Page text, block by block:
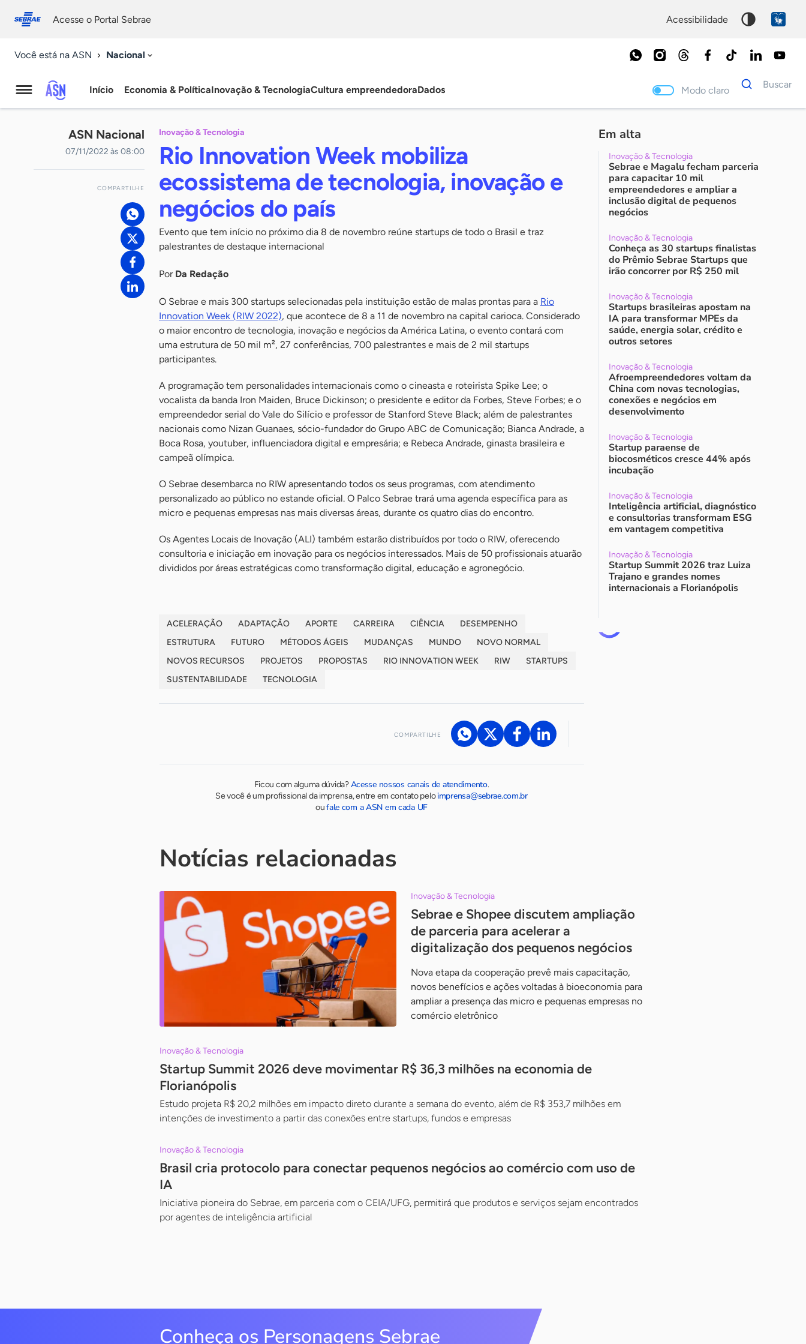
conosco
Acesse o Portal Sebrae acessibilidade
Você está na ASN Nacional
Agência
Sebrae
de
Notícias
Início Economia & PolíticaInovação & TecnologiaCultura empreendedoraDados Modo claro
Dados
para
Buscar
ASN Nacional
07/11/2022 às 08:00
COMPARTILHE
Inovação & Tecnologia
Rio Innovation Week mobiliza
ecossistema de tecnologia, inovação e
negócios do país
Evento que tem início no próximo dia 8 de novembro reúne startups de todo o Brasil e traz
palestrantes de destaque internacional
Por Da Redação
O Sebrae e mais 300 startups selecionadas pela instituição estão de malas prontas para a Rio
Innovation Week (RIW 2022), que acontece de 8 a 11 de novembro na capital carioca. Considerado
o maior encontro de tecnologia, inovação e negócios da América Latina, o evento contará com
uma estrutura de 50 mil m², 27 conferências, 700 palestrantes e mais de 2 mil startups
participantes.
A programação tem personalidades internacionais como o cineasta e roteirista Spike Lee; o
vocalista da banda Iron Maiden, Bruce Dickinson; o presidente e editor da Forbes, Steve Forbes; e o
empreendedor serial do Vale do Silício e professor de Stanford Steve Black; além de palestrantes
nacionais como Nizan Guanaes, sócio-fundador do Grupo ABC de Comunicação; Bianca Andrade, a
Boca Rosa, youtuber, influenciadora digital e empresária; e Rebeca Andrade, ginasta brasileira e
campeã olímpica.
O Sebrae desembarca no RIW apresentando todos os seus programas, com atendimento
personalizado ao público no estande oficial. O Palco Sebrae trará uma agenda específica para as
micro e pequenas empresas nas mais diversas áreas, durante os quatro dias do encontro.
Os Agentes Locais de Inovação (ALI) também estarão distribuídos por todo o RIW, oferecendo
consultoria e iniciação em inovação para os negócios interessados. Mais de 50 profissionais atuarão
divididos por áreas estratégicas como transformação digital, educação e agronegócio.
ACELERAÇÃO ADAPTAÇÃO APORTE CARREIRA CIÊNCIA
DESEMPENHO
ESTRUTURA
FUTURO MÉTODOS ÁGEIS MUDANÇAS MUNDO
NOVO NORMAL
NOVOS RECURSOS
PROJETOS PROPOSTAS RIO INNOVATION WEEK RIW
STARTUPS
SUSTENTABILIDADE
TECNOLOGIA
COMPARTILHE
Ficou com alguma dúvida?Acesse nossos canais de atendimento.
Se você é um profissional da imprensa, entre em contato peloimprensa@sebrae.com.br
oufale com a ASN em cada UF
Em alta
Inovação & Tecnologia
Sebrae e Magalu fecham parceria
para capacitar 10 mil
empreendedores e ampliar a
inclusão digital de pequenos
negócios
Inovação & Tecnologia
Conheça as 30 startups finalistas
do Prêmio Sebrae Startups que
irão concorrer por R$ 250 mil
Inovação & Tecnologia
Startups brasileiras apostam na
IA para transformar MPEs da
saúde, energia solar, crédito e
outros setores
Inovação & Tecnologia
Afroempreendedores voltam da
China com novas tecnologias,
conexões e negócios em
desenvolvimento
Inovação & Tecnologia
Startup paraense de
biocosméticos cresce 44% após
incubação
Inovação & Tecnologia
Inteligência artificial, diagnóstico
e consultorias transformam ESG
em vantagem competitiva
Inovação & Tecnologia
Startup Summit 2026 traz Luiza
Trajano e grandes nomes
internacionais a Florianópolis
Notícias relacionadas
Inovação & Tecnologia
Sebrae e Shopee discutem ampliação
de parceria para acelerar a
digitalização dos pequenos negócios
Nova etapa da cooperação prevê mais capacitação,
novos benefícios e ações voltadas à bioeconomia para
ampliar a presença das micro e pequenas empresas no
comércio eletrônico
Inovação & Tecnologia
Startup Summit 2026 deve movimentar R$ 36,3 milhões na economia de
Florianópolis
Estudo projeta R$ 20,2 milhões em impacto direto durante a semana do evento, além de R$ 353,7 milhões em
intenções de investimento a partir das conexões entre startups, fundos e empresas
Inovação & Tecnologia
Brasil cria protocolo para conectar pequenos negócios ao comércio com uso de
IA
Iniciativa pioneira do Sebrae, em parceria com o CEIA/UFG, permitirá que produtos e serviços sejam encontrados
por agentes de inteligência artificial
Conheça os Personagens Sebrae